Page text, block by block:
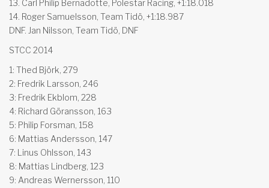
13. Carl Philip Bernadotte, Polestar Racing, +1:18.018
14. Roger Samuelsson, Team Tidö, +1:18.987
DNF. Jan Nilsson, Team Tidö, DNF
STCC 2014
1: Thed Björk, 279
2: Fredrik Larsson, 246
3: Fredrik Ekblom, 228
4: Richard Göransson, 163
5: Philip Forsman, 158
6: Mattias Andersson, 147
7: Linus Ohlsson, 143
8: Mattias Lindberg, 123
9: Andreas Wernersson, 110